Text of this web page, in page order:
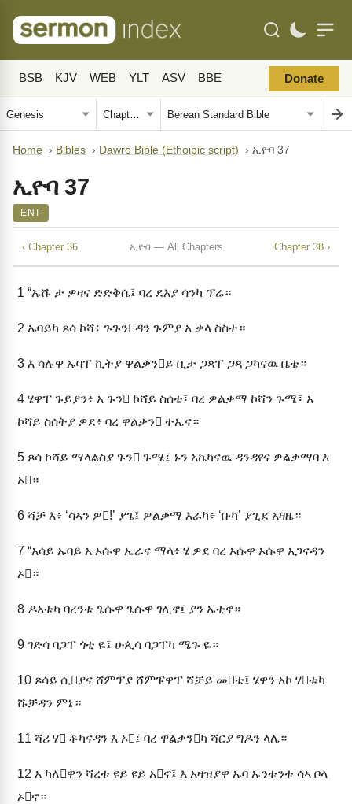
BSB KJV WEB YLT ASV BBE Donate
Home › Bibles › Dawro Bible (Ethoipic script) › ኢዮባ 37
ኢዮባ 37
ENT
‹ Chapter 36 ኢዮባ — All Chapters Chapter 38 ›
1 “ኡሹ ታ ዎዛና ድድቅሴ፤ ባረ ደእያ ሳንካ ፕሬ።
2 ኡባይካ ጾሳ ኮሻ፥ ጉጉንዳን ጉምያ አ ቃላ ስስተ።
3 እ ሳሉዋ ኡባፐ ኪትያ ዋልቃንይ ቢታ ጋጻፐ ጋጻ ጋካናዉ ቤቴ።
4 ሄዋፐ ጉይያን፥ አ ጉን ኮሻይ ስሰቴ፤ ባረ ዎልቃማ ኮሻን ጉሜ፤ አ
ኮሻይ ስሰትያ ዎደ፥ ባረ ዋልቃን ተኤና።
5 ጾሳ ኮሻይ ማላልስያ ጉን ጉሜ፤ ኑን አኬካናዉ ዳንዳየና ዎልቃማባ እ
ኦ።
6 ሻቻ እ፥ ‘ሳኣን ዎ!’ ያጌ፤ ዎልቃማ እራካ፥ ‘ቡካ’ ያጊደ አዛዜ።
7 “አሳይ ኡባይ አ ኦሱዋ ኤራና ማላ፥ ሄ ዎደ ባረ ኦሱዋ ኦሱዋ አጋናዳን
ኦ።
8 ዶአቱካ ባረንቱ ጌሱዋ ጌሱዋ ገሊኖ፤ ያን ኡቲኖ።
9 ገድሳ ባጋፐ ጎቲ ዬ፤ ሁጲሳ ባጋፐካ ሜጉ ዬ።
10 ጾሳይ ሲያና ሸምፕያ ሸምፑዋፐ ሻቻይ መቴ፤ ሄዋን አኮ ሃቱካ
ሹቻዳን ምኔ።
11 ሻሪ ሃ ቶካናዳን እ ኦ፤ ባረ ዋልቃንካ ሻርያ ግዶን ላሌ።
12 አ ካለዋን ሻረቱ ዩይ ዩይ አኖ፤ እ አዛዝያዋ ኡባ ኡንቱንቱ ሳኣ ቦላ
ኦኖ።